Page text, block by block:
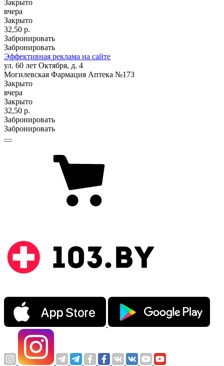
Закрыто
вчера
Закрыто
32,50 р.
Забронировать
Забронировать
Эффективная реклама на сайте
ул. 60 лет Октября, д. 4
Могилевская Фармация Аптека №173
Закрыто
вчера
Закрыто
32,50 р.
Забронировать
Забронировать